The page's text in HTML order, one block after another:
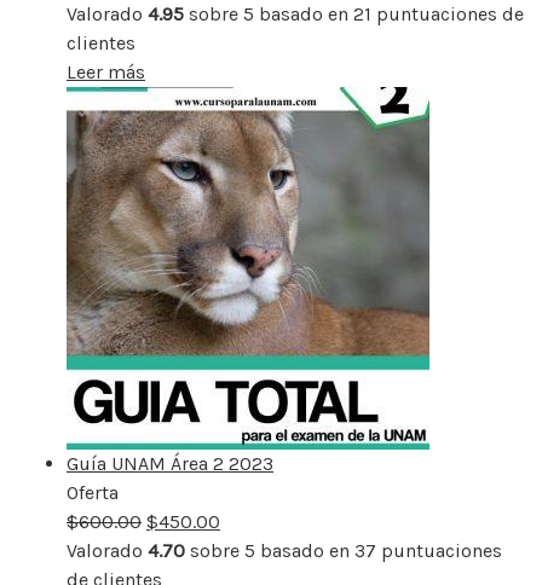
Valorado 4.95 sobre 5 basado en 21 puntuaciones de
clientes
Leer más
Guía UNAM Área 2 2023
Oferta
rebajado
$600.00 $450.00
Valorado 4.70 sobre 5 basado en 37 puntuaciones
de clientes